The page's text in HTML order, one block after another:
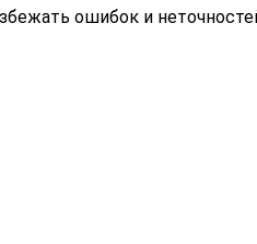
ошибок и